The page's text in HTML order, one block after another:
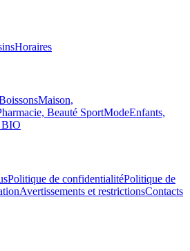
Horaires
Maison,
Beauté SportModeEnfants,
BIO
Politique de confidentialitéPolitique de
Avertissements et restrictionsContacts